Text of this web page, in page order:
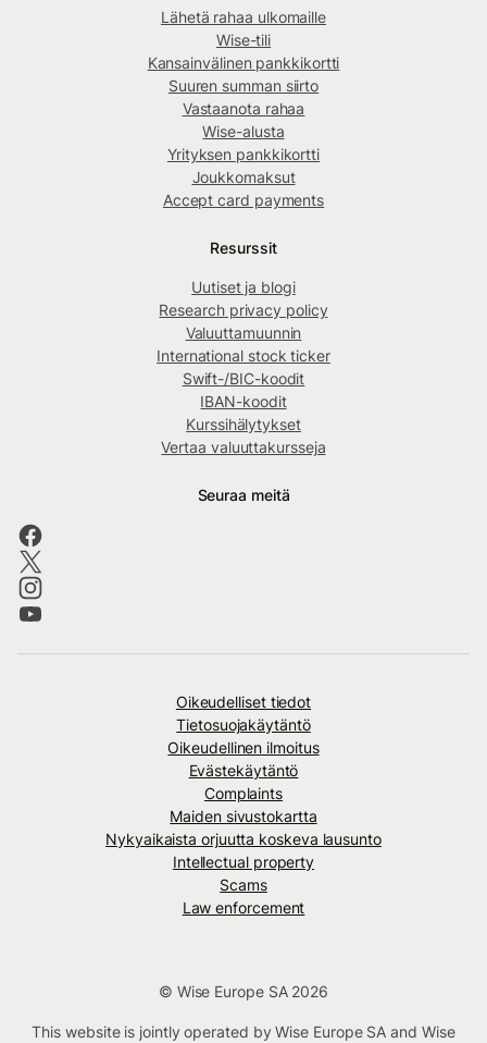
Lähetä rahaa ulkomaille
Wise-tili
Kansainvälinen pankkikortti
Suuren summan siirto
Vastaanota rahaa
Wise-alusta
Yrityksen pankkikortti
Joukkomaksut
Accept card payments
Resurssit
Uutiset ja blogi
Research privacy policy
Valuuttamuunnin
International stock ticker
Swift-/BIC-koodit
IBAN-koodit
Kurssihälytykset
Vertaa valuuttakursseja
Seuraa meitä
Oikeudelliset tiedot
Tietosuojakäytäntö
Oikeudellinen ilmoitus
Evästekäytäntö
Complaints
Maiden sivustokartta
Nykyaikaista orjuutta koskeva lausunto
Intellectual property
Scams
Law enforcement
© Wise Europe SA 2026
This website is jointly operated by Wise Europe SA and Wise